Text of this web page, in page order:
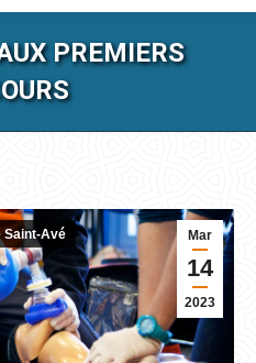
PREMIERS
Mar
14
2023
Saint-Avé